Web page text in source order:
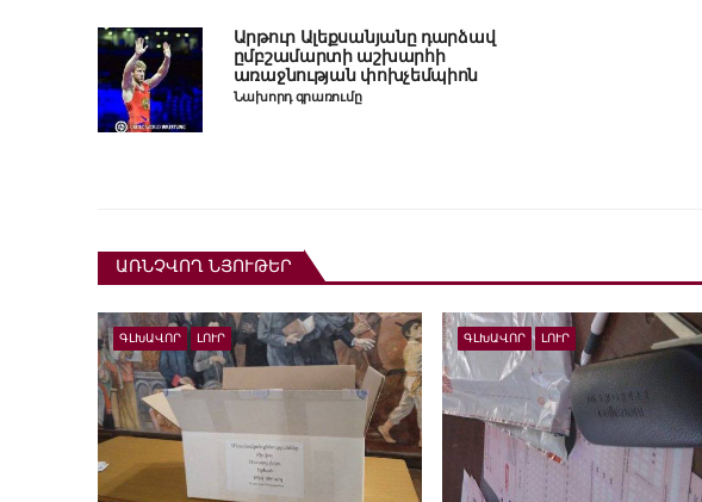
Արթուր Ալեքսանյանը դարձավ
ըմբշամարտի աշխարհի
առաջնության փոխչեմպիոն
Նախորդ գրառումը
ԱՌՆՉՎՈՂ ՆՅՈՒԹԵՐ
ԳԼԽԱՎՈՐ ԼՈՒՐ ԳԼԽԱՎՈՐ ԼՈՒՐ